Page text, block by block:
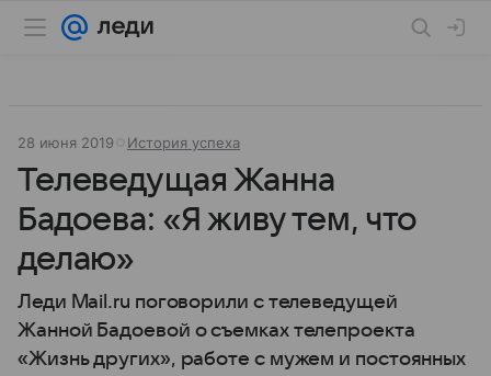
28 июня 2019 История успеха
Телеведущая Жанна
Бадоева: «Я живу тем, что
делаю»
Леди Mail.ru поговорили с телеведущей
Жанной Бадоевой о съемках телепроекта
«Жизнь других», работе с мужем и постоянных